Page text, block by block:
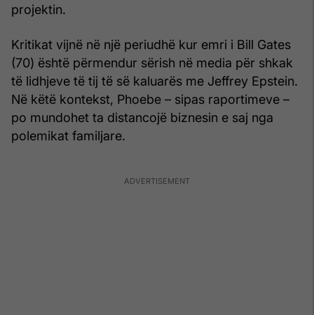
projektin.
Kritikat vijnë në një periudhë kur emri i Bill Gates
(70) është përmendur sërish në media për shkak
të lidhjeve të tij të së kaluarës me Jeffrey Epstein.
Në këtë kontekst, Phoebe – sipas raportimeve –
po mundohet ta distancojë biznesin e saj nga
polemikat familjare.